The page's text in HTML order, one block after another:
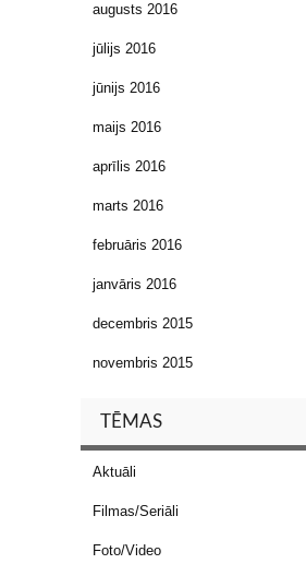
augusts 2016
jūlijs 2016
jūnijs 2016
maijs 2016
aprīlis 2016
marts 2016
februāris 2016
janvāris 2016
decembris 2015
novembris 2015
TĒMAS
Aktuāli
Filmas/Seriāli
Foto/Video